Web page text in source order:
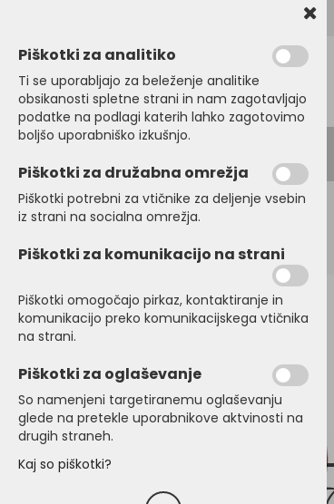
Menu
Domov DELOVNI PROGRAM Puloverji
Piškotki za analitiko
Ti se uporabljajo za beleženje analitike
obsikanosti spletne strani in nam zagotavljajo
podatke na podlagi katerih lahko zagotovimo
boljšo uporabniško izkušnjo.
Piškotki za družabna omrežja
Piškotki potrebni za vtičnike za deljenje vsebin
iz strani na socialna omrežja.
Piškotki za komunikacijo na strani
Piškotki omogočajo pirkaz, kontaktiranje in
komunikacijo preko komunikacijskega vtičnika
na strani.
Piškotki za oglaševanje
So namenjeni targetiranemu oglaševanju
glede na pretekle uporabnikove aktvinosti na
drugih straneh.
Kaj so piškotki?